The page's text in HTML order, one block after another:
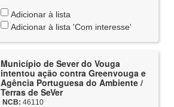
Adicionar à lista
Adicionar à lista 'Com interesse'
Município de Sever do Vouga
intentou ação contra Greenvouga e
Agência Portuguesa do Ambiente /
Terras de SeVer
NCB: 46110